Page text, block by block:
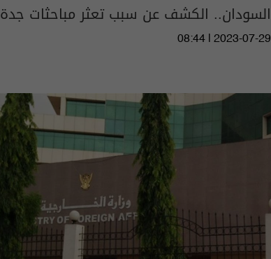
السودان.. الكشف عن سبب تعثر مباحثات جدة
08:44 | 2023-07-29